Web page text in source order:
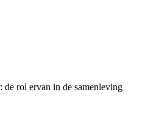
de rol ervan in de samenleving